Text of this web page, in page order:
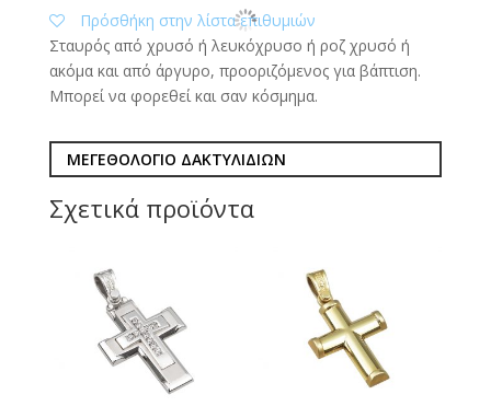
Πρόσθήκη στην λίστα επιθυμιών
Σταυρός από χρυσό ή λευκόχρυσο ή ροζ χρυσό ή
ακόμα και από άργυρο, προοριζόμενος για βάπτιση.
Μπορεί να φορεθεί και σαν κόσμημα.
ΜΕΓΕΘΟΛΟΓΙΟ ΔΑΚΤΥΛΙΔΙΩΝ
Σχετικά προϊόντα